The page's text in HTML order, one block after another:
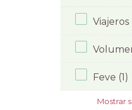
Viajeros
Feve (1)
Mostrar